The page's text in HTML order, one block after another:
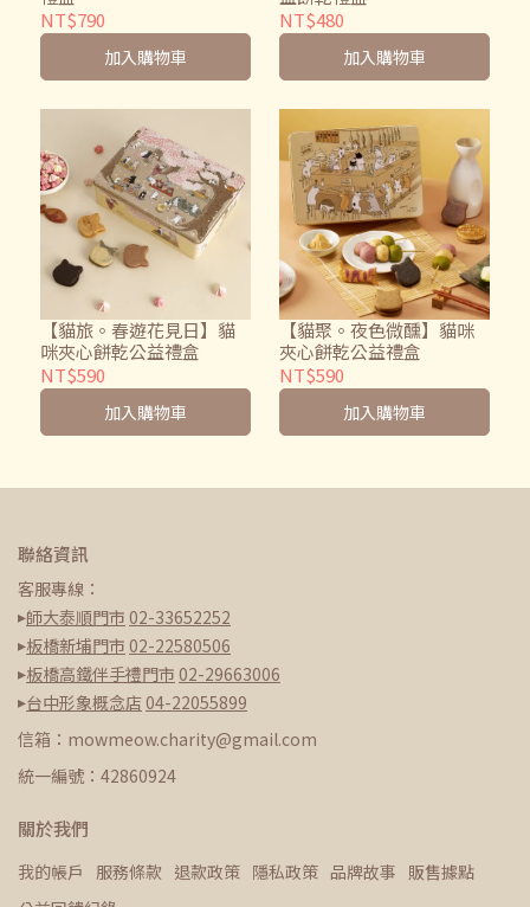
NT$790
加入購物車
NT$480
加入購物車
【貓旅。春遊花見日】貓
咪夾心餅乾公益禮盒
NT$590
加入購物車
【貓聚。夜色微醺】貓咪
夾心餅乾公益禮盒
NT$590
加入購物車
聯絡資訊
客服專線：
▸師大泰順門市 02-33652252
▸板橋新埔門市 02-22580506
▸板橋高鐵伴手禮門市 02-29663006
▸台中形象概念店 04-22055899
信箱：mowmeow.charity@gmail.com
統一編號：42860924
關於我們
我的帳戶 服務條款 退款政策 隱私政策 品牌故事 販售據點